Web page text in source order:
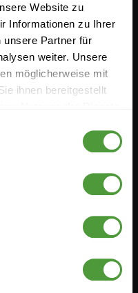
Website zu
Informationen zu Ihrer
unsere Partner für
weiter. Unsere
möglicherweise mit
ihnen bereitgestellt
from knowledge
Must Ask